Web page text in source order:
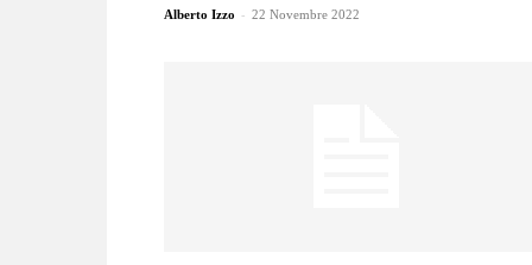
Alberto Izzo - 22 Novembre 2022